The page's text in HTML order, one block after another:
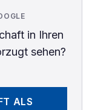
in Ihren
sehen?
ALS